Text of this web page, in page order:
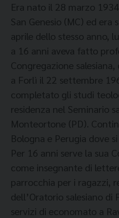
Era nato il 28 marzo
San Genesio (MC) ed
aprile dello stesso anno,
a 16 anni aveva fatto
Congregazione
a Forlì il 22 settembre
completato gli studi
residenza nel Seminario
Monteortone (PD).
Bologna e Perugia dove
Per 16 anni serve la sua
come insegnante di
parrocchia per i ragazzi,
dell’Oratorio salesiano di
servizi di economato a